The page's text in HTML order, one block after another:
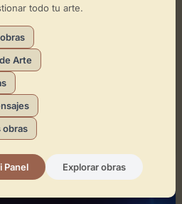
Azuaga
y la músicaLa Discoteca
como un referente del ocio
de Campiña Sur....
todo tu arte.
Arte
obras
Panel Explorar obras